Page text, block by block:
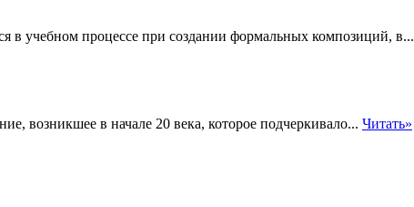
в учебном процессе при создании формальных композиций, в...
возникшее в начале 20 века, которое подчеркивало... Читать»